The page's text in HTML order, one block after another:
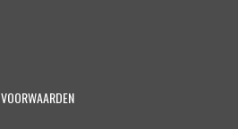
VOORWAARDEN